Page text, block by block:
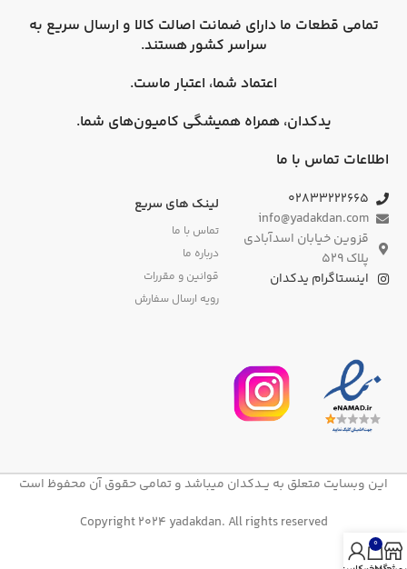
تمامی قطعات ما دارای ضمانت اصالت کالا و ارسال سریع به
سراسر کشورهستند.
اعتماد شما، اعتبار ماست.
یدکدان، همراه همیشگی کامیون‌های شما.
اطلاعات تماس با ما
۰۲۸۳۳۲۲۲۶۶۵
info@yadakdan.com
قزوین خیابان اسدآبادی
پلاک ۵۲۹
اینستاگرام یدکدان
لینک های سریع
تماس با ما
درباره ما
قوانین و مقررات
رویه ارسال سفارش
این وبسایت متعلق به یــدکدان میباشد و تمامی حقوق آن محفوظ است
Copyright 2024 yadakdan. All rights reserved
0